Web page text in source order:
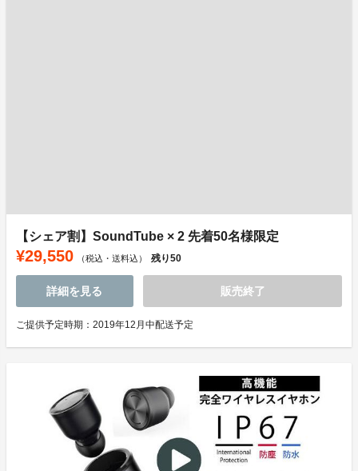
【シェア割】SoundTube × 2 先着50名様限定
¥29,550 （税込・送料込） 残り50
詳細を見る 販売終了
ご提供予定時期：2019年12月中配送予定